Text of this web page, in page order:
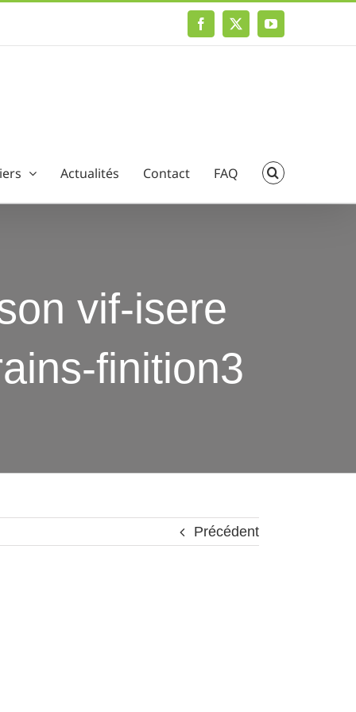
Facebook
X YouTube
Actualités Contact FAQ
vif-isere
finition3
Précédent